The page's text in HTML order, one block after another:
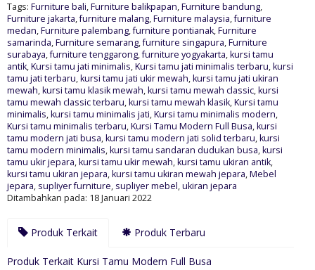
Tags: Furniture bali,Furniture balikpapan,Furniture bandung,
Furniture jakarta,furniture malang,Furniture malaysia,furniture
medan,Furniture palembang,furniture pontianak,Furniture
samarinda,Furniture semarang,furniture singapura,Furniture
surabaya,furniture tenggarong,furniture yogyakarta,kursi tamu
antik,Kursi tamu jati minimalis,Kursi tamu jati minimalis terbaru,kursi
tamu jati terbaru,kursi tamu jati ukir mewah,kursi tamu jati ukiran
mewah,kursi tamu klasik mewah,kursi tamu mewah classic,kursi
tamu mewah classic terbaru,kursi tamu mewah klasik,Kursi tamu
minimalis,kursi tamu minimalis jati,Kursi tamu minimalis modern,
Kursi tamu minimalis terbaru,Kursi Tamu Modern Full Busa,kursi
tamu modern jati busa,kursi tamu modern jati solid terbaru,kursi
tamu modern minimalis,kursi tamu sandaran dudukan busa,kursi
tamu ukir jepara,kursi tamu ukir mewah,kursi tamu ukiran antik,
kursi tamu ukiran jepara,kursi tamu ukiran mewah jepara,Mebel
jepara, supliyer furniture, supliyer mebel,ukiran jepara
Ditambahkan pada: 18 Januari 2022
Produk Terkait Produk Terbaru
Produk Terkait Kursi Tamu Modern Full Busa